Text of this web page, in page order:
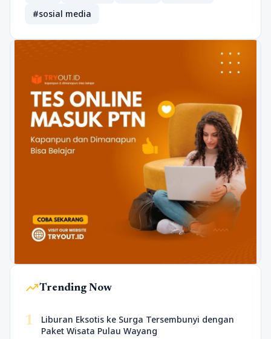
#sosial media
trending_upTrending Now
1
Liburan Eksotis ke Surga Tersembunyi dengan
Paket Wisata Pulau Wayang